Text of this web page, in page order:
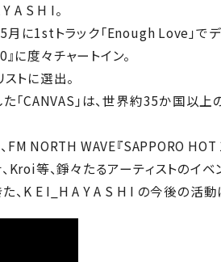
A S H I。
に1stトラック「Enough Love」で
に度々チャートイン。
トに選出。
「CANVAS」は、世界約35か国以
NORTH WAVE『SAPPORO HOT
Kroi等、錚々たるアーティストのイ
K E I_H A Y A S H I の今後の活動